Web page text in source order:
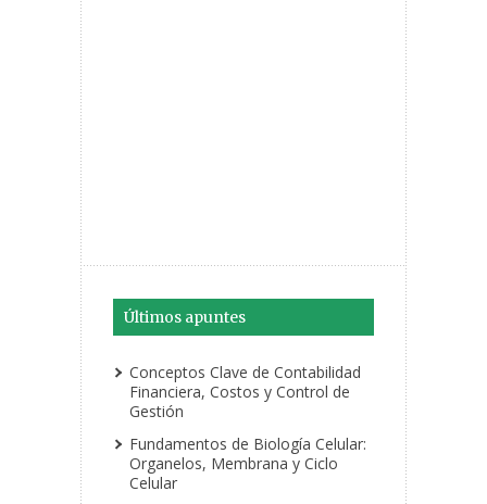
Últimos apuntes
Conceptos Clave de Contabilidad
Financiera, Costos y Control de
Gestión
Fundamentos de Biología Celular:
Organelos, Membrana y Ciclo
Celular